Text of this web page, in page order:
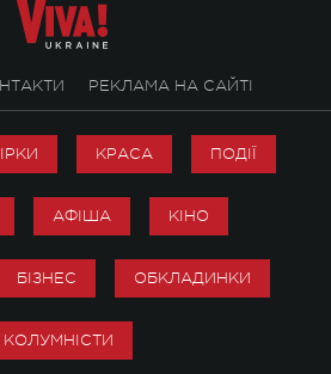
РЕКЛАМА НА САЙТІ
КРАСА ПОДІЇ
АФІША КІНО
БІЗНЕС ОБКЛАДИНКИ
КОЛУМНІСТИ